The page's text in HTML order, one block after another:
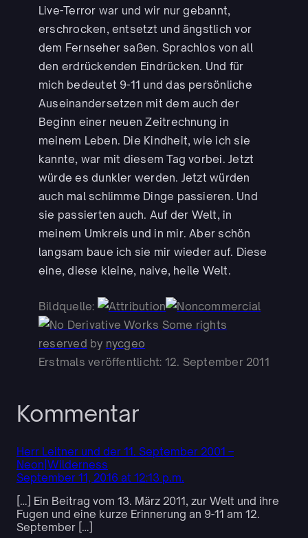
Live-Terror war und wir nur gebannt,
erschrocken, entsetzt und ängstlich vor
dem Fernseher saßen. Sprachlos von all
den erdrückenden Eindrücken. Und für
mich bedeutet 9-11 und das persönliche
Auseinandersetzen mit dem auch der
Beginn einer neuen Zeitrechnung in
meinem Leben. Die Kindheit, wie ich sie
kannte, war mit diesem Tag vorbei. Jetzt
würde es dunkler werden. Jetzt würden
auch mal schlimme Dinge passieren. Und
sie passierten auch. Auf der Welt, in
meinem Umkreis und in mir. Aber schön
langsam baue ich sie mir wieder auf. Diese
eine, diese kleine, naive, heile Welt.
Bildquelle:
Some rights
reserved by nycgeo
Erstmals veröffentlicht: 12. September 2011
Kommentar
Herr Leitner und der 11. September 2001 –
Neon|Wilderness
September 11, 2016 at 12:13 p.m.
[…] Ein Beitrag vom 13. März 2011, zur Welt und ihre
Fugen und eine kurze Erinnerung an 9-11 am 12.
September […]